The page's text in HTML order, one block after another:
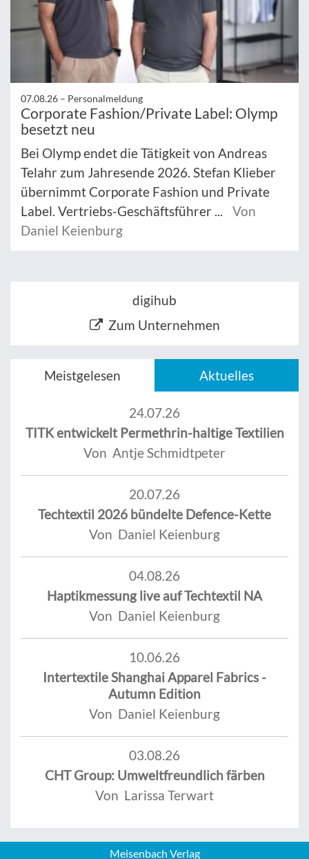
07.08.26 – Personalmeldung
Corporate Fashion/Private Label: Olymp
besetzt neu
Bei Olymp endet die Tätigkeit von Andreas
Telahr zum Jahresende 2026. Stefan Klieber
übernimmt Corporate Fashion und Private
Label. Vertriebs-Geschäftsführer ...
Von
Daniel Keienburg
digihub
Zum Unternehmen
Meistgelesen Aktuelles
24.07.26
TITK entwickelt Permethrin-haltige Textilien
Von Antje Schmidtpeter
20.07.26
Techtextil 2026 bündelte Defence-Kette
Von Daniel Keienburg
04.08.26
Haptikmessung live auf Techtextil NA
Von Daniel Keienburg
10.06.26
Intertextile Shanghai Apparel Fabrics -
Autumn Edition
Von Daniel Keienburg
03.08.26
CHT Group: Umweltfreundlich färben
Von Larissa Terwart
Meisenbach Verlag